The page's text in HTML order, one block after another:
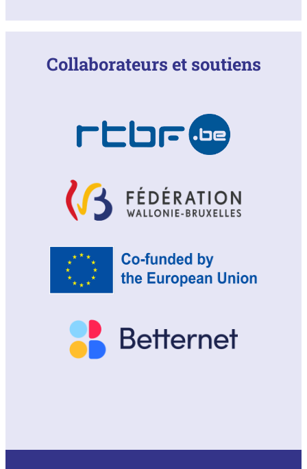
Collaborateurs et soutiens